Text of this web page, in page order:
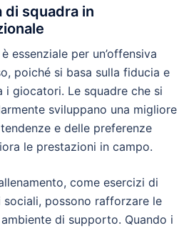
squadra in
essenziale per un’offensiva
poiché si basa sulla fiducia e
i giocatori. Le squadre che si
sviluppano una migliore
e delle preferenze
le prestazioni in campo.
come esercizi di
possono rafforzare le
di supporto. Quando i